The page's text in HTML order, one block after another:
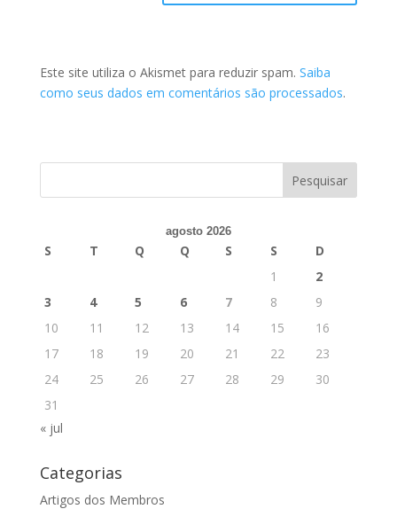
Este site utiliza o Akismet para reduzir spam. Saiba
como seus dados em comentários são processados.
agosto 2026
S T Q Q S S
D
1
2
3
4 5 6 7 8
9
10
11 12 13 14 15
16
17
18 19 20 21 22
23
24
25 26 27 28 29
30
31
« jul
Categorias
Artigos dos Membros